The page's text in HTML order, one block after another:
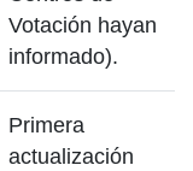
Votación hayan
informado).
Primera
actualización